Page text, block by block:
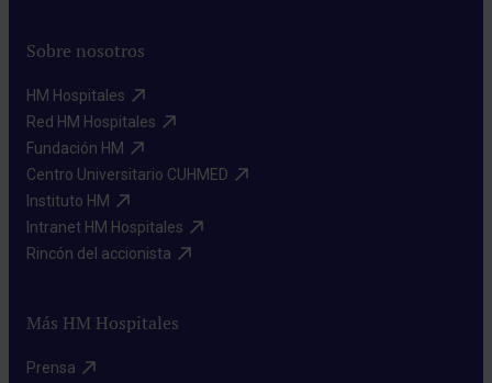
Sobre nosotros
HM Hospitales​
Red HM Hospitales​
Fundación HM​
Centro Universitario CUHMED​
Instituto HM​
Intranet HM Hospitales​
Rincón del accionista​
Más HM Hospitales
Prensa​